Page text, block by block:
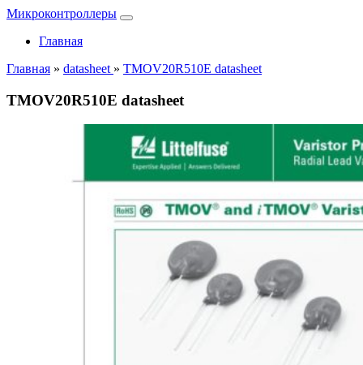
Микроконтроллеры
Главная
Главная » datasheet » TMOV20R510E datasheet
TMOV20R510E datasheet